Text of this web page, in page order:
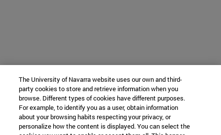
The University of Navarra website uses our own and third-
party cookies to store and retrieve information when you
browse. Different types of cookies have different purposes.
For example, to identify you as a user, obtain information
about your browsing habits respecting your privacy, or
personalize how the content is displayed. You can select the